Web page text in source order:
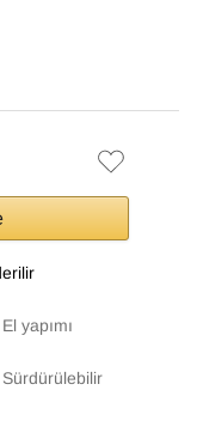
El yapımı
Sürdürülebilir